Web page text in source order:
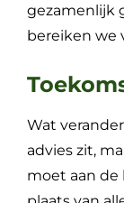
gezamenlijk
bereiken we
Wat
advies zit,
moet aan de